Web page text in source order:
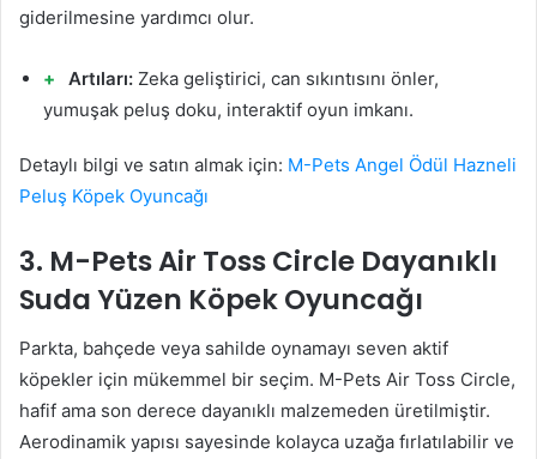
giderilmesine yardımcı olur.
Artıları: Zeka geliştirici, can sıkıntısını önler,
yumuşak peluş doku, interaktif oyun imkanı.
Detaylı bilgi ve satın almak için: M-Pets Angel Ödül Hazneli
Peluş Köpek Oyuncağı
3. M-Pets Air Toss Circle Dayanıklı
Suda Yüzen Köpek Oyuncağı
Parkta, bahçede veya sahilde oynamayı seven aktif
köpekler için mükemmel bir seçim. M-Pets Air Toss Circle,
hafif ama son derece dayanıklı malzemeden üretilmiştir.
Aerodinamik yapısı sayesinde kolayca uzağa fırlatılabilir ve